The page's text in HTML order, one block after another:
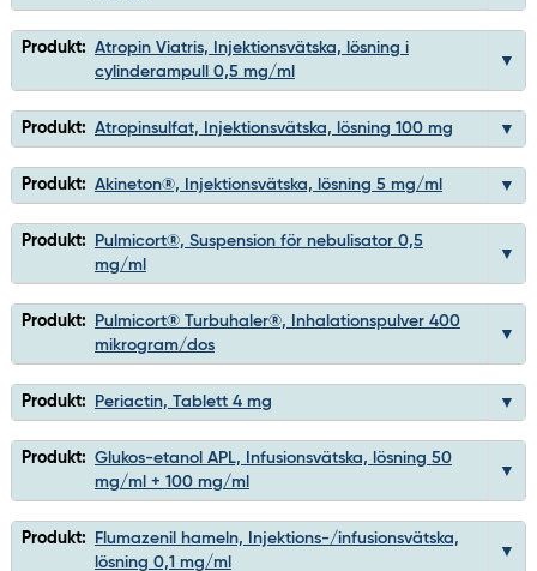
Produkt: Atropin Viatris, Injektionsvätska, lösning i
cylinderampull 0,5 mg/ml
Produkt: Atropinsulfat, Injektionsvätska, lösning 100 mg
Produkt: Akineton®, Injektionsvätska, lösning 5 mg/ml
Produkt:
Pulmicort®, Suspension för nebulisator 0,5
mg/ml
Produkt:
Pulmicort® Turbuhaler®, Inhalationspulver 400
mikrogram/dos
Produkt: Periactin, Tablett 4 mg
Produkt: Glukos-etanol APL, Infusionsvätska, lösning 50
mg/ml + 100 mg/ml
Produkt:
Flumazenil hameln, Injektions-/infusionsvätska,
lösning 0,1 mg/ml